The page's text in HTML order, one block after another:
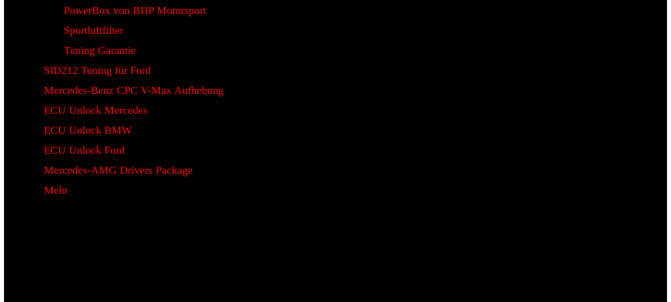
PowerBox von BHP Motorsport
Sportluftfilter
Tuning Garantie
SID212 Tuning für Ford
Mercedes-Benz CPC V-Max Aufhebung
ECU Unlock Mercedes
ECU Unlock BMW
ECU Unlock Ford
Mercedes-AMG Drivers Package
Mehr